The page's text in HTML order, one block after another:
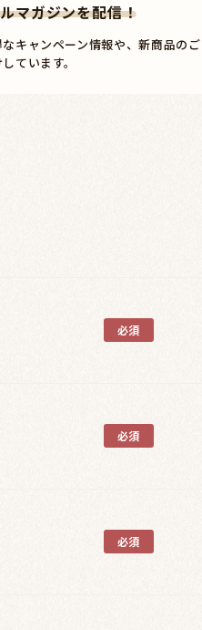
マガジンを配信！
キャンペーン情報や、新商品のご
ています。